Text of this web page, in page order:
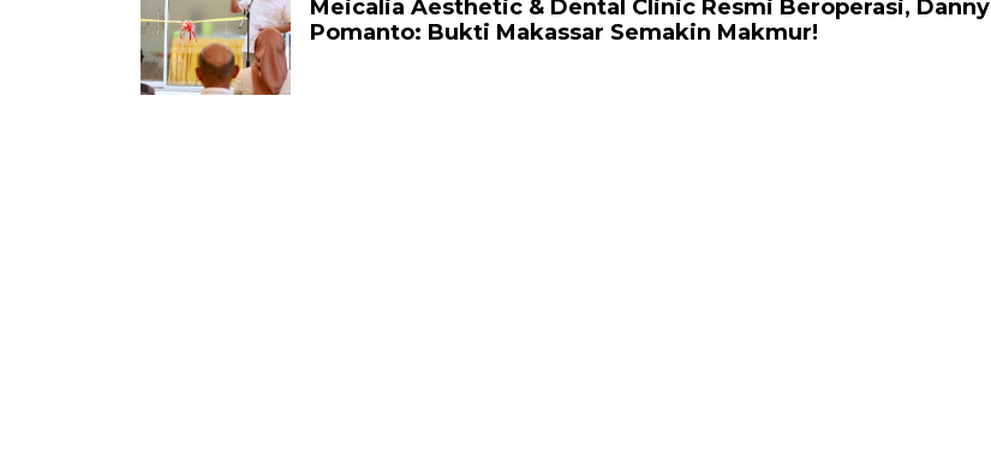
Meicalia Aesthetic & Dental Clinic Resmi Beroperasi, Danny
Pomanto: Bukti Makassar Semakin Makmur!